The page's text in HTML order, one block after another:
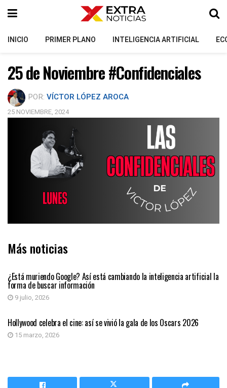
INICIO PRIMER PLANO INTELIGENCIA ARTIFICIAL
25 de Noviembre #Confidenciales
POR: VÍCTOR LÓPEZ AROCA
25 NOVIEMBRE, 2024
Más noticias
¿Está muriendo Google? Así está cambiando la inteligencia artificial la
forma de buscar información
9 julio, 2026
INTELIGENCIA ARTIFICIAL
Hollywood celebra el cine: así se vivió la gala de los Oscars 2026
15 marzo, 2026